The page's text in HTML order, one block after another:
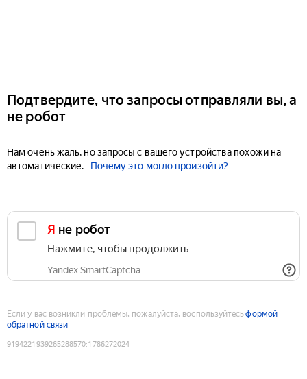
Подтвердите, что запросы отправляли вы, а
не робот
Нам очень жаль, но запросы с вашего устройства похожи на
автоматические.
Почему это могло произойти?
Я не робот
Нажмите, чтобы продолжить
Yandex SmartCaptcha
Если у вас возникли проблемы, пожалуйста, воспользуйтесьформой
обратной связи
9194221939265288570:1786272024